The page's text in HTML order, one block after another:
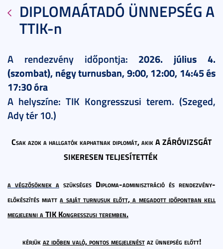
DIPLOMAÁTADÓ ÜNNEPSÉG A
TTIK-n
A rendezvény időpontja: 2026. július 4.
(szombat), négy turnusban, 9:00, 12:00, 14:45 és
17:30 óra
A helyszíne: TIK Kongresszusi terem. (Szeged,
Ady tér 10.)
Csak azok a hallgatók kaphatnak diplomát, akikA ZÁRÓVIZSGÁT
SIKERESEN TELJESÍTETTÉK
a végzősöknek a szükséges Diploma-adminisztráció és rendezvény-
előkészítés miatta saját turnusuk előtt, a megadott időpontban kell
megjelenni a TIK Kongresszusi teremben.
kérjükaz időben való, pontos megjelenéstaz ünnepség előtt!